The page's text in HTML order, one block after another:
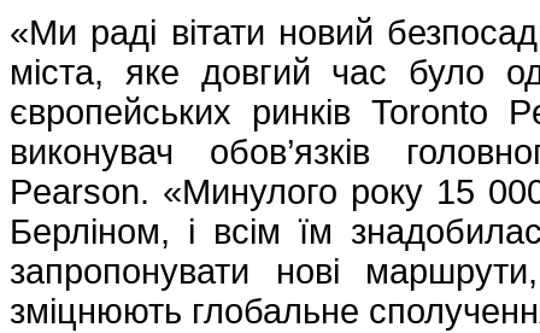
«Ми раді вітати новий
міста, яке довгий час було
європейських ринків Toronto
виконувач обов’язків
Pearson. «Минулого року 15
Берліном, і всім їм
запропонувати нові
зміцнюють глобальне